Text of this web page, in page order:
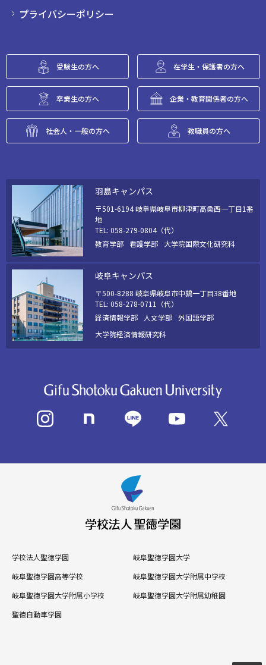
プライバシーポリシー
受験生の方へ 在学生・保護者の方へ
卒業生の方へ 企業・教育関係者の方へ
社会人・一般の方へ 教職員の方へ
羽島キャンパス
〒501-6194 岐阜県岐阜市柳津町高桑西一丁目1番
地
TEL: 058-279-0804（代）
教育学部
看護学部 大学院国際文化研究科
岐阜キャンパス
〒500-8288 岐阜県岐阜市中鶉一丁目38番地
TEL: 058-278-0711（代）
経済情報学部
人文学部 外国語学部
大学院経済情報研究科
学校法人聖徳学園
岐阜聖徳学園大学
岐阜聖徳学園高等学校
岐阜聖徳学園大学附属中学校
岐阜聖徳学園大学附属小学校
岐阜聖徳学園大学附属幼稚園
聖徳自動車学園